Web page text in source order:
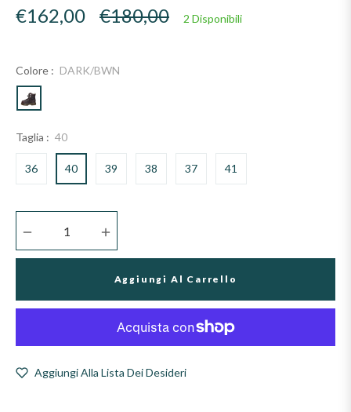
€162,00
Prezzo
di
€180,00 2 Disponibili
Colore : DARK/BWN
Taglia : 40
36 40 39 38 37 41
Aggiungi Al Carrello
Aggiungi Alla Lista Dei Desideri